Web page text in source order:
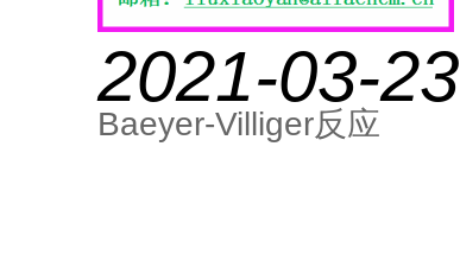
2021-03-23
Baeyer-Villiger反应